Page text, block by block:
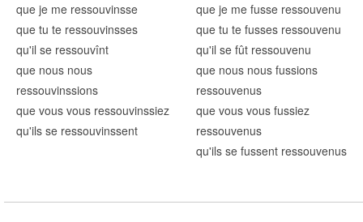
que je me ressouvinsse
que tu te ressouvinsses
qu'il se ressouvînt
que nous nous
ressouvinssions
que vous vous ressouvinssiez
qu'ils se ressouvinssent
que je me fusse ressouvenu
que tu te fusses ressouvenu
qu'il se fût ressouvenu
que nous nous fussions
ressouvenus
que vous vous fussiez
ressouvenus
qu'ils se fussent ressouvenus